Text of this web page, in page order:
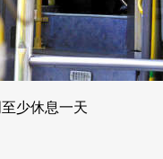
少休息一天